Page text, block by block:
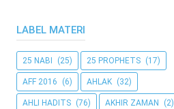
LABEL MATERI
25 NABI (25) 25 PROPHETS (17)
AFF 2016 (6) AHLAK (32)
AHLI HADITS (76) AKHIR ZAMAN (2)